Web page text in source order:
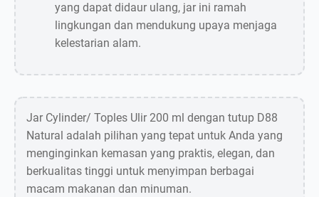
yang dapat didaur ulang, jar ini ramah
lingkungan dan mendukung upaya menjaga
kelestarian alam.
Jar Cylinder/ Toples Ulir 200 ml dengan tutup D88
Natural adalah pilihan yang tepat untuk Anda yang
menginginkan kemasan yang praktis, elegan, dan
berkualitas tinggi untuk menyimpan berbagai
macam makanan dan minuman.